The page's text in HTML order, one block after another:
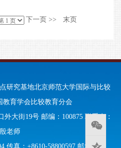
下一页 >> 末页
研究基地北京师范大学国际与比较
教育学会比较教育分会
大街19号 邮编：100875 联系人：
殷老师
传真：+8610-58800597 邮箱：